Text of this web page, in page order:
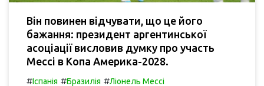
Він повинен відчувати, що це його
бажання: президент аргентинської
асоціації висловив думку про участь
Мессі в Копа Америка-2028.
#Іспанія #Бразилія #Ліонель Мессі